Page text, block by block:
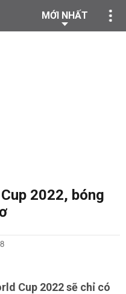
MỚI NHẤT
2022, bóng
Cup 2022 sẽ chỉ có